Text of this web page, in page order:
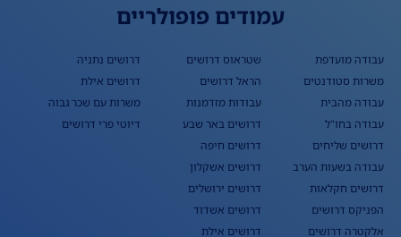
עמודים פופולריים
עבודה מועדפת
משרות סטודנטים
עבודה מהבית
עבודה בחו"ל
דרושים שליחים
עבודה בשעות הערב
דרושים חקלאות
הפניקס דרושים
אלקטרה דרושים
שטראוס דרושים
הראל דרושים
עבודות מזדמנות
דרושים באר שבע
דרושים חיפה
דרושים אשקלון
דרושים ירושלים
דרושים אשדוד
דרושים אילת
דרושים נתניה
דרושים אילת
משרות עם שכר גבוה
דיוטי פרי דרושים